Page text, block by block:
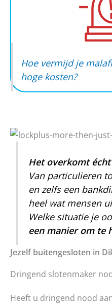
Hoe vermijd je
hoge kosten?
Het overkomt
Van particulieren
en zelfs een
heel wat mensen
Welke situatie je
een manier om te
Jezelf buitengesloten in
Dringend slotenmaker
Heeft u dringend nood